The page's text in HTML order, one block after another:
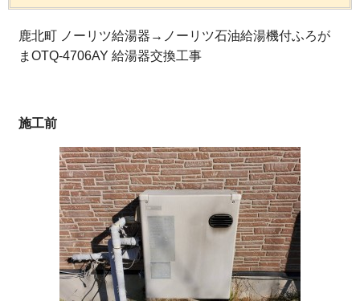
鹿北町 ノーリツ給湯器→ノーリツ石油給湯機付ふろが
まOTQ-4706AY 給湯器交換工事
施工前